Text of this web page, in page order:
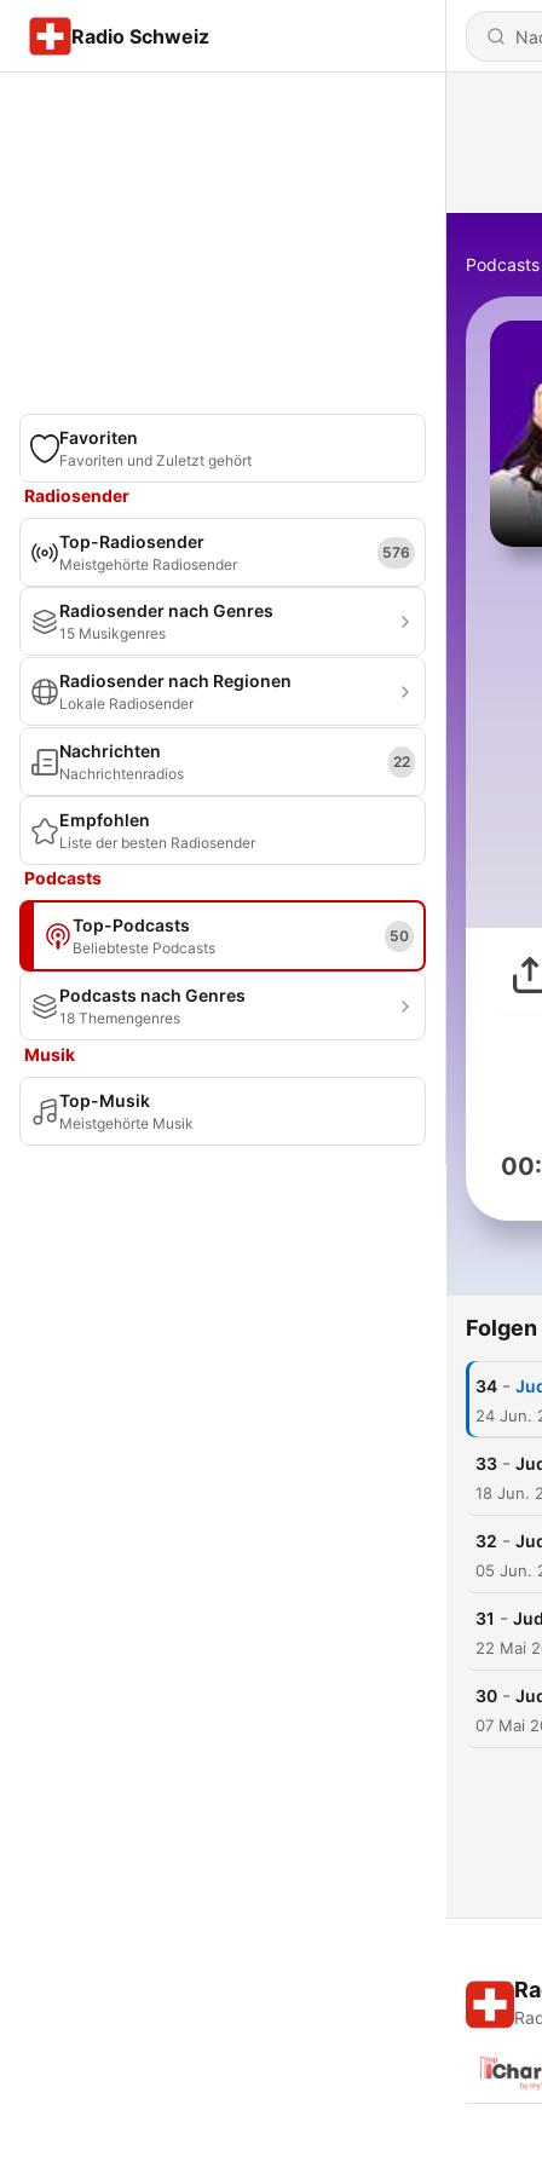
Radio Schweiz
Favoriten
Favoriten und Zuletzt gehört
Radiosender
Top-Radiosender
Meistgehörte Radiosender
576
Radiosender nach Genres
15 Musikgenres
Radiosender nach Regionen
Lokale Radiosender
Nachrichten
Nachrichtenradios
22
Empfohlen
Liste der besten Radiosender
Podcasts
Top-Podcasts
Beliebteste Podcasts
50
Podcasts nach Genres
18 Themengenres
Musik
Top-Musik
Meistgehörte Musik
Podcasts
Folgen
34 -
24 Jun.
33 -
18 Jun.
32 -
05 Jun.
31 -
22 Mai
30 -
07 Mai